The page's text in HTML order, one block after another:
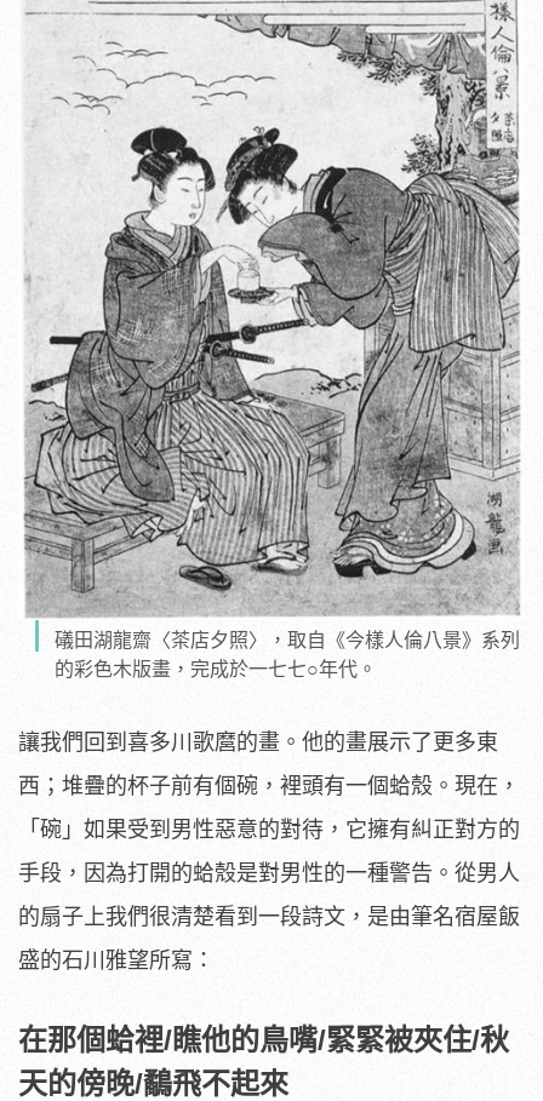
礒田湖龍齋〈茶店夕照〉，取自《今樣人倫八景》系列
的彩色木版畫，完成於一七七○年代。
讓我們回到喜多川歌麿的畫。他的畫展示了更多東
西；堆疊的杯子前有個碗，裡頭有一個蛤殼。現在，
「碗」如果受到男性惡意的對待，它擁有糾正對方的
手段，因為打開的蛤殼是對男性的一種警告。從男人
的扇子上我們很清楚看到一段詩文，是由筆名宿屋飯
盛的石川雅望所寫：
在那個蛤裡/瞧他的鳥嘴/緊緊被夾住/秋
天的傍晚/鷸飛不起來